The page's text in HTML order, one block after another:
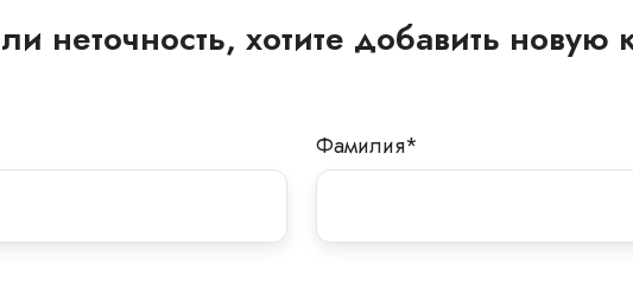
неточность, хотите добавить
Фамилия*